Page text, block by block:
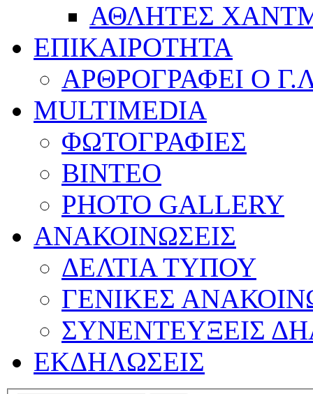
ΑΘΛΗΤΕΣ
ΕΠΙΚΑΙΡΟΤΗΤΑ
ΑΡΘΡΟΓΡΑΦΕΙ Ο
MULTIMEDIA
ΦΩΤΟΓΡΑΦΙΕΣ
ΒΙΝΤΕΟ
PHOTO GALLERY
ΑΝΑΚΟΙΝΩΣΕΙΣ
ΔΕΛΤΙΑ ΤΥΠΟΥ
ΓΕΝΙΚΕΣ
ΣΥΝΕΝΤΕΥΞΕΙΣ
ΕΚΔΗΛΩΣΕΙΣ